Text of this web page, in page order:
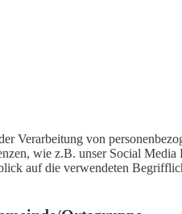
Verarbeitung von
wie z.B. unser Social
auf die verwendeten